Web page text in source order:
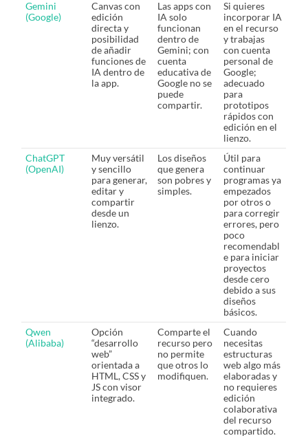
Gemini
(Google)
Canvas con
edición
directa y
posibilidad
de añadir
funciones de
IA dentro de
la app.
Las apps con
IA solo
funcionan
dentro de
Gemini; con
cuenta
educativa de
Google no se
puede
compartir.
Si quieres
incorporar IA
en el recurso
y trabajas
con cuenta
personal de
Google;
adecuado
para
prototipos
rápidos con
edición en el
lienzo.
ChatGPT
(OpenAI)
Muy versátil
y sencillo
para generar,
editar y
compartir
desde un
lienzo.
Los diseños
que genera
son pobres y
simples.
Útil para
continuar
programas ya
empezados
por otros o
para corregir
errores, pero
poco
recomendabl
e para iniciar
proyectos
desde cero
debido a sus
diseños
básicos.
Qwen
(Alibaba)
Opción
“desarrollo
web”
orientada a
HTML, CSS y
JS con visor
integrado.
Comparte el
recurso pero
no permite
que otros lo
modifiquen.
Cuando
necesitas
estructuras
web algo más
elaboradas y
no requieres
edición
colaborativa
del recurso
compartido.